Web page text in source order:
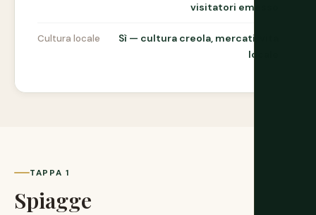
visitatori emesso
Cultura locale
Sì — cultura creola, mercati, vita
locale
TAPPA 1
Spiagge